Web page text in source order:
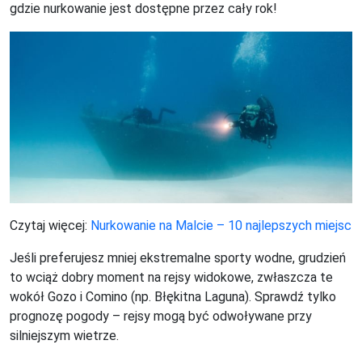
gdzie nurkowanie jest dostępne przez cały rok!
Czytaj więcej: Nurkowanie na Malcie – 10 najlepszych miejsc
Jeśli preferujesz mniej ekstremalne sporty wodne, grudzień
to wciąż dobry moment na rejsy widokowe, zwłaszcza te
wokół Gozo i Comino (np. Błękitna Laguna). Sprawdź tylko
prognozę pogody – rejsy mogą być odwoływane przy
silniejszym wietrze.